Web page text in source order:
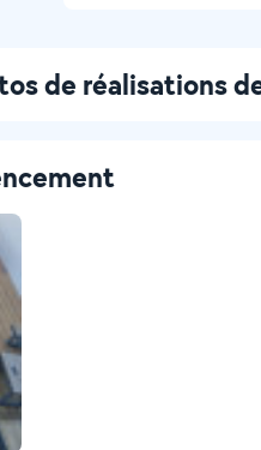
de réalisations